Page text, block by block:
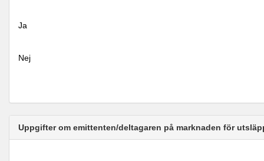
Ja
Nej
Uppgifter om emittenten/deltagaren på marknaden för